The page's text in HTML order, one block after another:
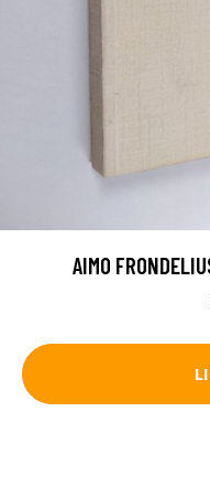
AIMO